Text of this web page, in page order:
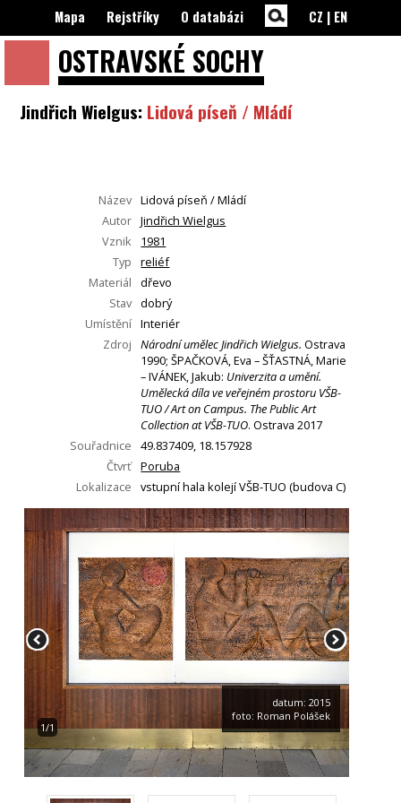
OSTRAVSKÉ SOCHY
Mapa Rejstříky O databázi CZ | EN
Jindřich Wielgus: Lidová píseň / Mládí
Název Lidová píseň / Mládí
Autor Jindřich Wielgus
Vznik
1981
Typ
reliéf
Materiál
dřevo
Stav dobrý
Umístění Interiér
Zdroj
Národní umělec Jindřich Wielgus. Ostrava
1990; ŠPAČKOVÁ, Eva – ŠŤASTNÁ, Marie
– IVÁNEK, Jakub: Univerzita a umění.
Umělecká díla ve veřejném prostoru VŠB-
TUO / Art on Campus. The Public Art
Collection at VŠB-TUO. Ostrava 2017
Souřadnice
49.837409, 18.157928
Čtvrť Poruba
Lokalizace
vstupní hala kolejí VŠB-TUO (budova C)
1/1
datum: 2015
foto: Roman Polášek